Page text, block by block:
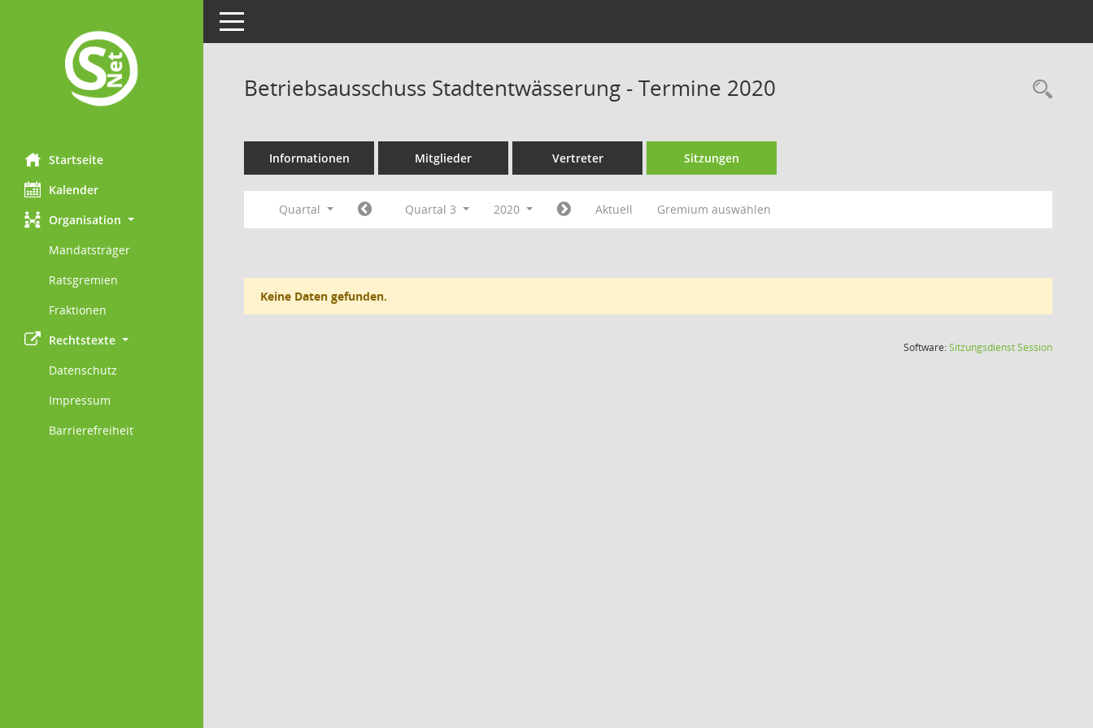
Startseite
Kalender
Organisation
Mandatsträger
Ratsgremien
Fraktionen
Rechtstexte
Datenschutz
Impressum
Barrierefreiheit
Toggle navigation
Betriebsausschuss Stadtentwässerung - Termine 2020
Informationen Mitglieder Vertreter Sitzungen
Quartal Quartal 3 2020 Aktuell Gremium auswählen
Keine Daten gefunden.
Software:SitzungsdienstSession(Wird in